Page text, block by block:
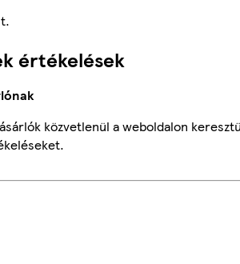
értékelések
közvetlenül a weboldalon